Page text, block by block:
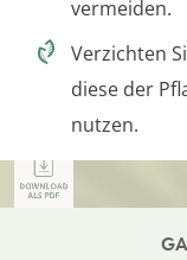
vermeiden.
Verzichten
diese der
nutzen.